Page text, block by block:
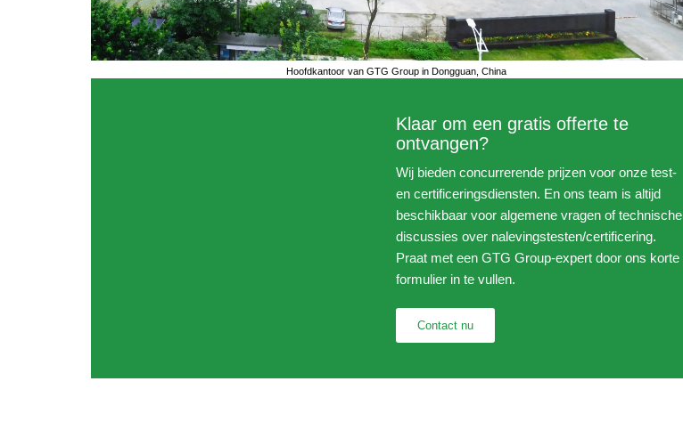
Hoofdkantoor van GTG Group in Dongguan, China
Klaar om een ​​gratis offerte te
ontvangen?
Wij bieden concurrerende prijzen voor onze test-
en certificeringsdiensten. En ons team is altijd
beschikbaar voor algemene vragen of technische
discussies over nalevingstesten/certificering.
Praat met een GTG Group-expert door ons korte
formulier in te vullen.
Contact nu